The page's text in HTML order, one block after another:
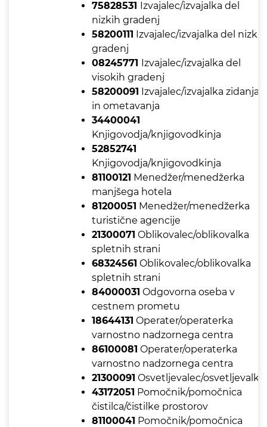
75828531 Izvajalec/izvajalka del
nizkih gradenj
58200111 Izvajalec/izvajalka del nizkih
gradenj
08245771 Izvajalec/izvajalka del
visokih gradenj
58200091 Izvajalec/izvajalka zidanja
in ometavanja
34400041
Knjigovodja/knjigovodkinja
52852741
Knjigovodja/knjigovodkinja
81100121 Menedžer/menedžerka
manjšega hotela
81200051 Menedžer/menedžerka
turistične agencije
21300071 Oblikovalec/oblikovalka
spletnih strani
68324561 Oblikovalec/oblikovalka
spletnih strani
84000031 Odgovorna oseba v
cestnem prometu
18644131 Operater/operaterka
varnostno nadzornega centra
86100081 Operater/operaterka
varnostno nadzornega centra
21300091 Osvetljevalec/osvetljevalka
43172051 Pomočnik/pomočnica
čistilca/čistilke prostorov
81100041 Pomočnik/pomočnica